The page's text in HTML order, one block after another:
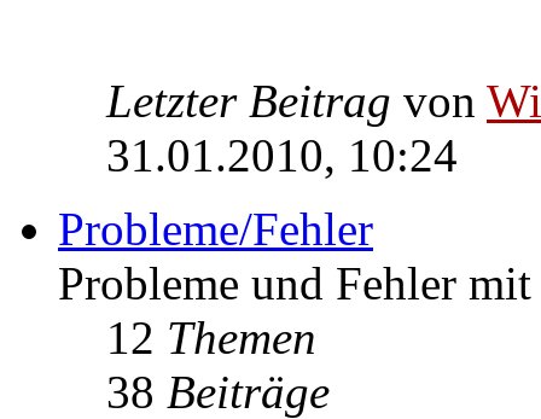
Letzter Beitrag von
31.01.2010, 10:24
Probleme/Fehler
Probleme und Fehler
12 Themen
38 Beiträge